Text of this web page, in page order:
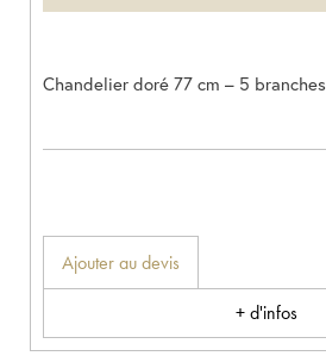
Chandelier doré 77 cm – 5 branches
Ajouter au devis
+ d'infos